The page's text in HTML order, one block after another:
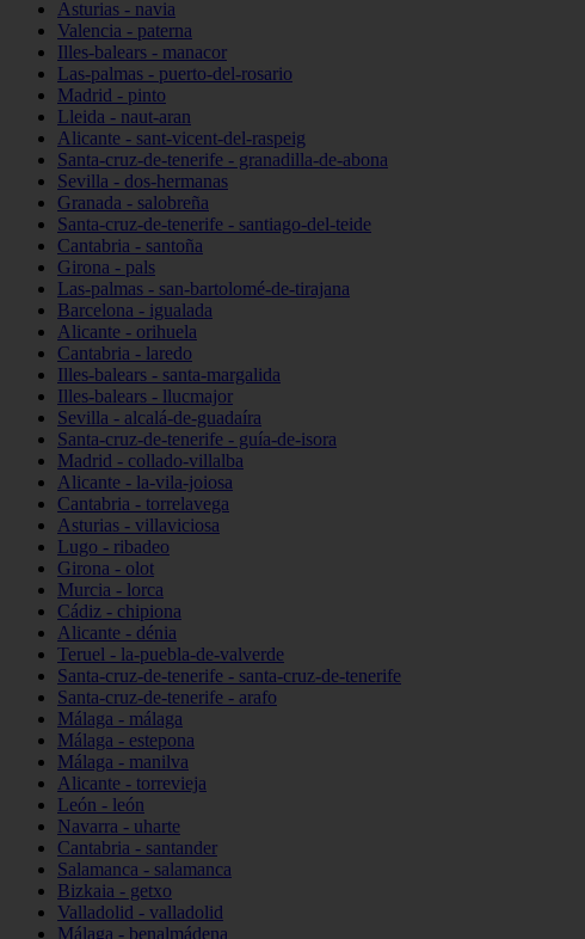
Asturias - navia
Valencia - paterna
Illes-balears - manacor
Las-palmas - puerto-del-rosario
Madrid - pinto
Lleida - naut-aran
Alicante - sant-vicent-del-raspeig
Santa-cruz-de-tenerife - granadilla-de-abona
Sevilla - dos-hermanas
Granada - salobreña
Santa-cruz-de-tenerife - santiago-del-teide
Cantabria - santoña
Girona - pals
Las-palmas - san-bartolomé-de-tirajana
Barcelona - igualada
Alicante - orihuela
Cantabria - laredo
Illes-balears - santa-margalida
Illes-balears - llucmajor
Sevilla - alcalá-de-guadaíra
Santa-cruz-de-tenerife - guía-de-isora
Madrid - collado-villalba
Alicante - la-vila-joiosa
Cantabria - torrelavega
Asturias - villaviciosa
Lugo - ribadeo
Girona - olot
Murcia - lorca
Cádiz - chipiona
Alicante - dénia
Teruel - la-puebla-de-valverde
Santa-cruz-de-tenerife - santa-cruz-de-tenerife
Santa-cruz-de-tenerife - arafo
Málaga - málaga
Málaga - estepona
Málaga - manilva
Alicante - torrevieja
León - león
Navarra - uharte
Cantabria - santander
Salamanca - salamanca
Bizkaia - getxo
Valladolid - valladolid
Málaga - benalmádena